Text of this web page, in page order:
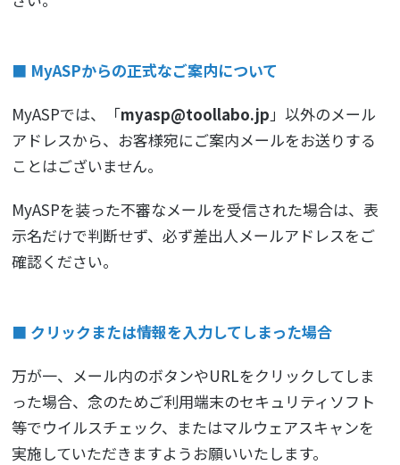
■ MyASPからの正式なご案内について
MyASPでは、「myasp@toollabo.jp」以外のメール
アドレスから、お客様宛にご案内メールをお送りする
ことはございません。
MyASPを装った不審なメールを受信された場合は、表
示名だけで判断せず、必ず差出人メールアドレスをご
確認ください。
■ クリックまたは情報を入力してしまった場合
万が一、メール内のボタンやURLをクリックしてしま
った場合、念のためご利用端末のセキュリティソフト
等でウイルスチェック、またはマルウェアスキャンを
実施していただきますようお願いいたします。